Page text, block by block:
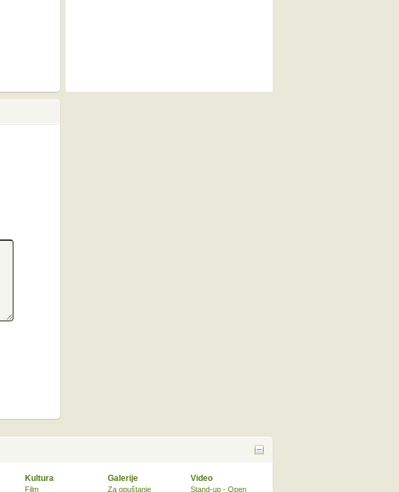
Kultura
Film
Galerije
Za opuštanje
Video
Stand-up - Open